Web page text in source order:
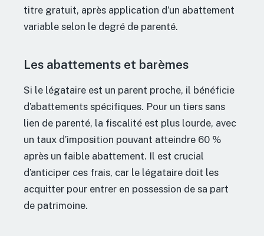
titre gratuit, après application d’un abattement
variable selon le degré de parenté.
Les abattements et barèmes
Si le légataire est un parent proche, il bénéficie
d’abattements spécifiques. Pour un tiers sans
lien de parenté, la fiscalité est plus lourde, avec
un taux d’imposition pouvant atteindre 60 %
après un faible abattement. Il est crucial
d’anticiper ces frais, car le légataire doit les
acquitter pour entrer en possession de sa part
de patrimoine.